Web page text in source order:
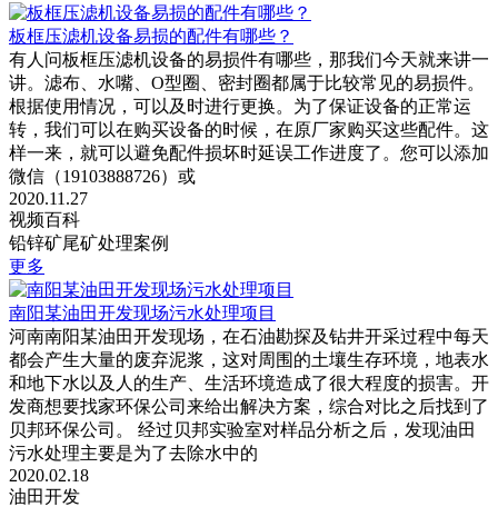
板框压滤机设备易损的配件有哪些？
有人问板框压滤机设备的易损件有哪些，那我们今天就来讲一
讲。滤布、水嘴、O型圈、密封圈都属于比较常见的易损件。
根据使用情况，可以及时进行更换。为了保证设备的正常运
转，我们可以在购买设备的时候，在原厂家购买这些配件。这
样一来，就可以避免配件损坏时延误工作进度了。您可以添加
微信（19103888726）或
2020.11.27
视频百科
铅锌矿尾矿处理案例
更多
南阳某油田开发现场污水处理项目
河南南阳某油田开发现场，在石油勘探及钻井开采过程中每天
都会产生大量的废弃泥浆，这对周围的土壤生存环境，地表水
和地下水以及人的生产、生活环境造成了很大程度的损害。开
发商想要找家环保公司来给出解决方案，综合对比之后找到了
贝邦环保公司。 经过贝邦实验室对样品分析之后，发现油田
污水处理主要是为了去除水中的
2020.02.18
油田开发